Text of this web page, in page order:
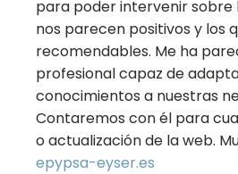
para poder intervenir sobre
nos parecen positivos y los
recomendables. Me ha
profesional capaz de
conocimientos a nuestras
Contaremos con él para
o actualización de la web.
epypsa-eyser.es